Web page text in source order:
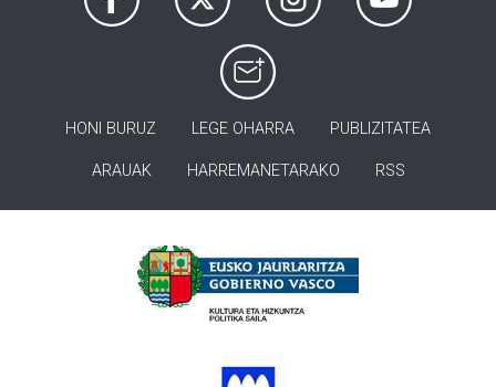
HONI BURUZ LEGE OHARRA PUBLIZITATEA
ARAUAK HARREMANETARAKO RSS